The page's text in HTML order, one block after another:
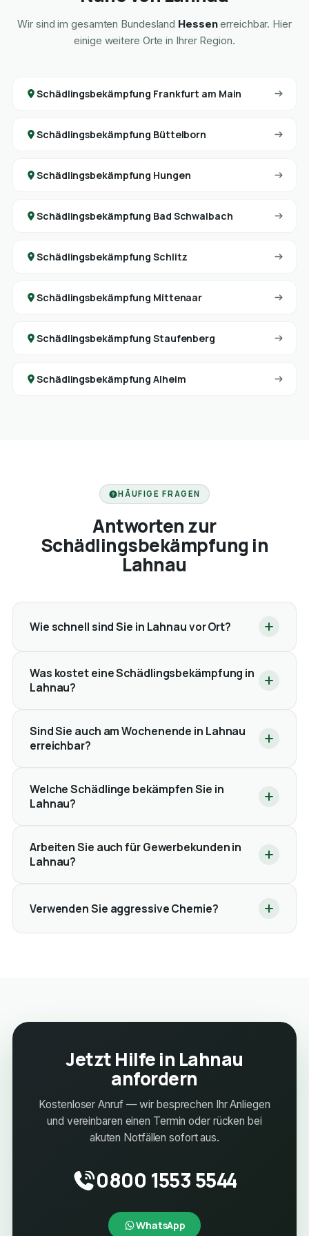
Wir sind im gesamten Bundesland Hessenerreichbar. Hier
einige weitere Orte in Ihrer Region.
Schädlingsbekämpfung Frankfurt am Main
Schädlingsbekämpfung Büttelborn
Schädlingsbekämpfung Hungen
Schädlingsbekämpfung Bad Schwalbach
Schädlingsbekämpfung Schlitz
Schädlingsbekämpfung Mittenaar
Schädlingsbekämpfung Staufenberg
Schädlingsbekämpfung Alheim
HÄUFIGE FRAGEN
Antworten zur
Schädlingsbekämpfung in
Lahnau
Wie schnell sind Sie in Lahnau vor Ort?
Was kostet eine Schädlingsbekämpfung in
Lahnau?
Sind Sie auch am Wochenende in Lahnau
erreichbar?
Welche Schädlinge bekämpfen Sie in
Lahnau?
Arbeiten Sie auch für Gewerbekunden in
Lahnau?
Verwenden Sie aggressive Chemie?
Jetzt Hilfe in Lahnau
anfordern
Kostenloser Anruf — wir besprechen Ihr Anliegen
und vereinbaren einen Termin oder rücken bei
akuten Notfällen sofort aus.
0800 1553 5544
WhatsApp